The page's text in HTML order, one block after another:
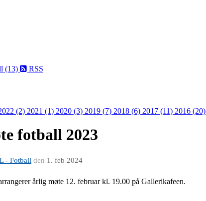
(13) RSS
(2) 2021 (1) 2020 (3) 2019 (7) 2018 (6) 2017 (11) 2016 (20)
fotball 2023
- Fotball den 1. feb 2024
årlig møte 12. februar kl. 19.00 på Gallerikafeen.